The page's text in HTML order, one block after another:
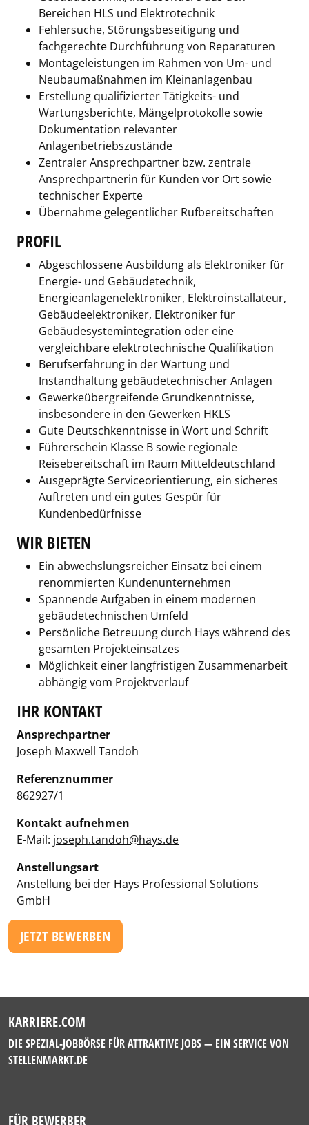
Bereichen HLS und Elektrotechnik
Fehlersuche, Störungsbeseitigung und
fachgerechte Durchführung von Reparaturen
Montageleistungen im Rahmen von Um- und
Neubaumaßnahmen im Kleinanlagenbau
Erstellung qualifizierter Tätigkeits- und
Wartungsberichte, Mängelprotokolle sowie
Dokumentation relevanter
Anlagenbetriebszustände
Zentraler Ansprechpartner bzw. zentrale
Ansprechpartnerin für Kunden vor Ort sowie
technischer Experte
Übernahme gelegentlicher Rufbereitschaften
PROFIL
Abgeschlossene Ausbildung als Elektroniker für
Energie- und Gebäudetechnik,
Energieanlagenelektroniker, Elektroinstallateur,
Gebäudeelektroniker, Elektroniker für
Gebäudesystemintegration oder eine
vergleichbare elektrotechnische Qualifikation
Berufserfahrung in der Wartung und
Instandhaltung gebäudetechnischer Anlagen
Gewerkeübergreifende Grundkenntnisse,
insbesondere in den Gewerken HKLS
Gute Deutschkenntnisse in Wort und Schrift
Führerschein Klasse B sowie regionale
Reisebereitschaft im Raum Mitteldeutschland
Ausgeprägte Serviceorientierung, ein sicheres
Auftreten und ein gutes Gespür für
Kundenbedürfnisse
WIR BIETEN
Ein abwechslungsreicher Einsatz bei einem
renommierten Kundenunternehmen
Spannende Aufgaben in einem modernen
gebäudetechnischen Umfeld
Persönliche Betreuung durch Hays während des
gesamten Projekteinsatzes
Möglichkeit einer langfristigen Zusammenarbeit
abhängig vom Projektverlauf
IHR KONTAKT
Ansprechpartner
Joseph Maxwell Tandoh
Referenznummer
862927/1
Kontakt aufnehmen
E-Mail: joseph.tandoh@hays.de
Anstellungsart
Anstellung bei der Hays Professional Solutions
GmbH
JETZT BEWERBEN
KARRIERE.COM
DIE SPEZIAL-JOBBÖRSE FÜR ATTRAKTIVE JOBS — EIN SERVICE VON
STELLENMARKT.DE
FÜR BEWERBER